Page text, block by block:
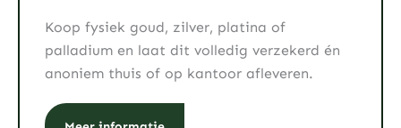
Koop fysiek goud, zilver, platina of
palladium en laat dit volledig verzekerd én
anoniem thuis of op kantoor afleveren.